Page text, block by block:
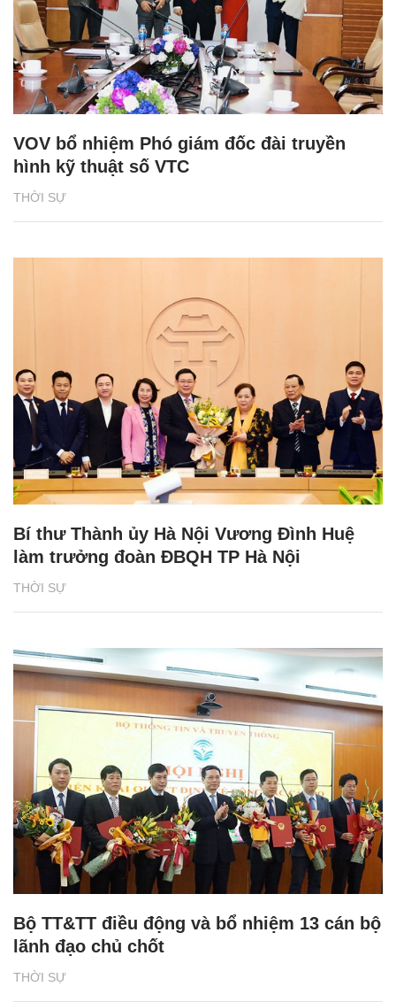
THỜI SỰ
VOV bổ nhiệm Phó giám đốc đài truyền
hình kỹ thuật số VTC
THỜI SỰ
Bí thư Thành ủy Hà Nội Vương Đình Huệ
làm trưởng đoàn ĐBQH TP Hà Nội
THỜI SỰ
Bộ TT&TT điều động và bổ nhiệm 13 cán bộ
lãnh đạo chủ chốt